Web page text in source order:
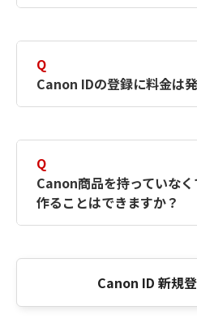
択したサービスから取
簡単に作成できるよう
Canon IDの登録フォー
Q
Canon IDの登録に料金は
Q
Canon商品を持っていな
作ることはできますか？
Canon ID 新規